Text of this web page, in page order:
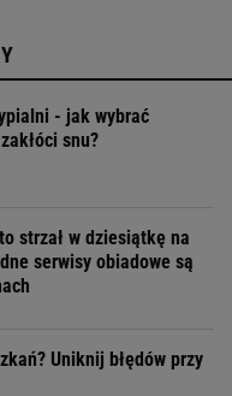
- jak wybrać
snu?
strzał w dziesiątkę na
serwisy obiadowe są
Uniknij błędów przy